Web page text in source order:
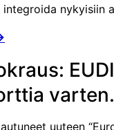
nykyisiin
varten.
uuteen